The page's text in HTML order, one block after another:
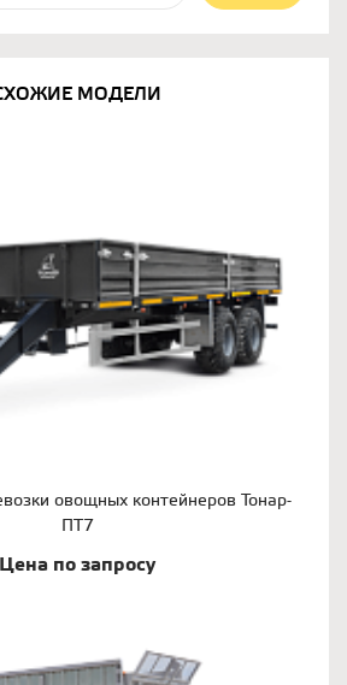
МОДЕЛИ
овощных контейнеров Тонар-
ПТ7
Цена по запросу